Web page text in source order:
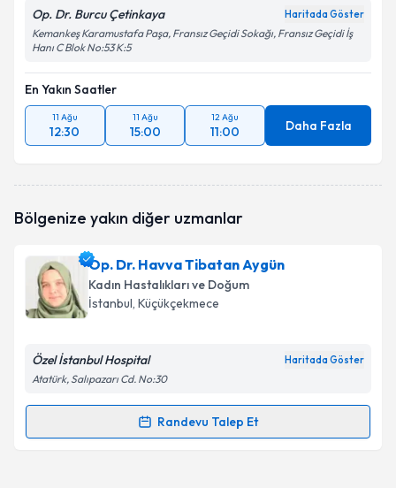
Op. Dr. Burcu Çetinkaya Haritada Göster
Kemankeş Karamustafa Paşa, Fransız Geçidi Sokağı, Fransız Geçidi İş
Hanı C Blok No:53 K:5
En Yakın Saatler
11 Ağu
12:30
11 Ağu
15:00
12 Ağu
11:00 Daha Fazla
Bölgenize yakın diğer uzmanlar
Op. Dr. Havva Tibatan Aygün
Kadın Hastalıkları ve Doğum
İstanbul, Küçükçekmece
Özel İstanbul Hospital Haritada Göster
Atatürk, Salıpazarı Cd. No:30
Randevu Talep Et
Randevu Takvimi Talebi